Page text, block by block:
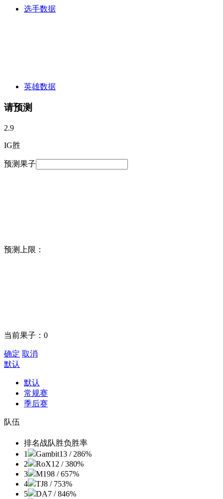
选手数据
英雄数据
请预测
2.9
IG胜
预测果子
预测上限：
当前果子： 0
确定 取消
默认
默认
常规赛
季后赛
队伍
排名战队胜负胜率
1
Gambit13 / 286%
2
RoX12 / 380%
3
M198 / 657%
4
TJ8 / 753%
5
DA7 / 846%